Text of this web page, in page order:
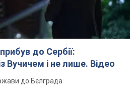
до Сербії:
Вучичем і не лише. Відео
до Бєлграда